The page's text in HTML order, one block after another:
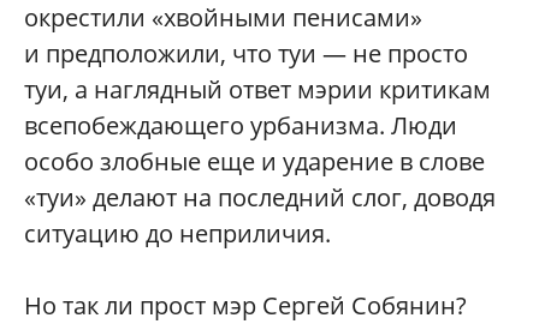
окрестили «хвойными пенисами»
и предположили, что туи — не просто
туи, а наглядный ответ мэрии критикам
всепобеждающего урбанизма. Люди
особо злобные еще и ударение в слове
«туи» делают на последний слог, доводя
ситуацию до неприличия.
Но так ли прост мэр Сергей Собянин?